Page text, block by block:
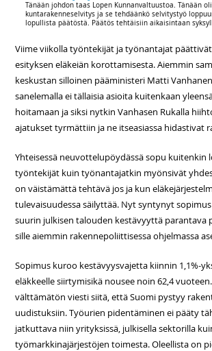
Tänään johdon taas Lopen Kunnanvaltuustoa. Tänään
kuntarakenneselvitys ja se tehdäänkö selvitystyö
lopullista päätöstä. Päätös tehtäisiin aikaisintaan
Viime viikolla työntekijät ja työnantajat
esityksen eläkeiän korottamisesta. Aiemmin
keskustan silloinen pääministeri Matti
sanelemalla ei tällaisia asioita kuitenkaan
hoitamaan ja siksi nytkin Vanhasen Rukalla
ajatukset tyrmättiin ja ne itseasiassa hidastivat
Yhteisessä neuvottelupöydässä sopu kuitenkin
työntekijät kuin työnantajatkin myönsivät
on väistämättä tehtävä jos ja kun
tulevaisuudessa säilyttää. Nyt syntynyt sopimus
suurin julkisen talouden kestävyyttä parantava
sille aiemmin rakennepoliittisessa ohjelmassa
Sopimus kuroo kestävyysvajetta kiinnin 1,1%-
eläkkeelle siirtymisikä nousee noin 62,4
välttämätön viesti siitä, että Suomi pystyy
uudistuksiin. Työurien pidentäminen ei pääty
jatkuttava niin yrityksissä, julkisella sektorilla
työmarkkinajärjestöjen toimesta. Oleellista on